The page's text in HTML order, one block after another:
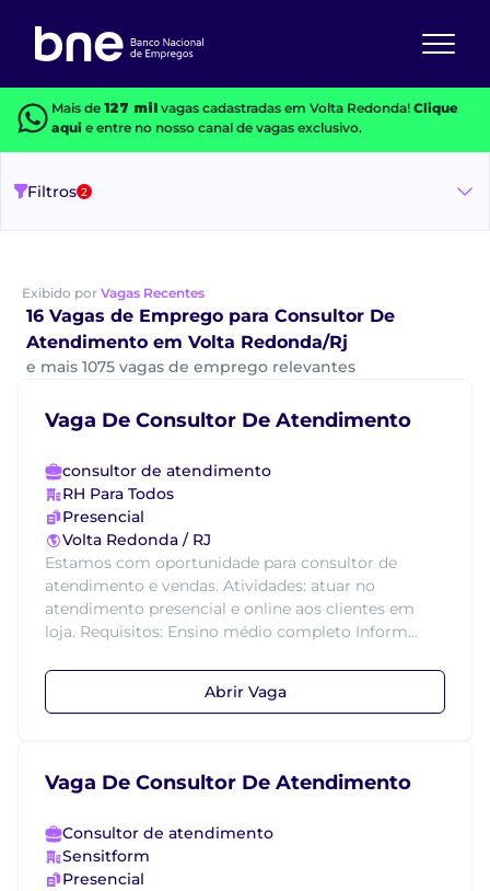
Mais de 127 milvagas cadastradas em Volta Redonda! Clique
aquie entre no nosso canal de vagas exclusivo.
Filtros 2
Exibido por Vagas Recentes
16 Vagas de Emprego para Consultor De
Atendimento em Volta Redonda/Rj
e mais 1075 vagas de emprego relevantes
Vaga De Consultor De Atendimento
consultor de atendimento
RH Para Todos
Presencial
Volta Redonda / RJ
Estamos com oportunidade para consultor de
atendimento e vendas. Atividades: atuar no
atendimento presencial e online aos clientes em
loja. Requisitos: Ensino médio completo Inform...
Abrir Vaga
Vaga De Consultor De Atendimento
Consultor de atendimento
Sensitform
Presencial